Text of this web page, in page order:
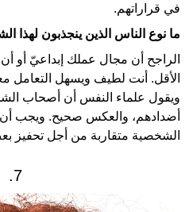
في قراراتهم.
ما نوع الناس الذين ينجذبون لهذا
الراجح أن مجال عملك إبداعيّ أو
الأقل. أنت لطيف ويسهل التعامل
ويقول علماء النفس أن أصحاب
أضدادهم، والعكس صحيح. ويجب
الشخصية متقاربة من أجل تحفيز
7.